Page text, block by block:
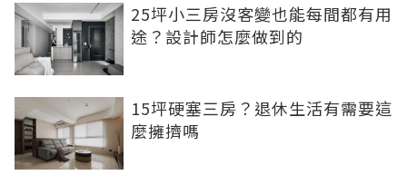
25坪小三房沒客變也能每間都有用
途？設計師怎麼做到的
15坪硬塞三房？退休生活有需要這
麼擁擠嗎